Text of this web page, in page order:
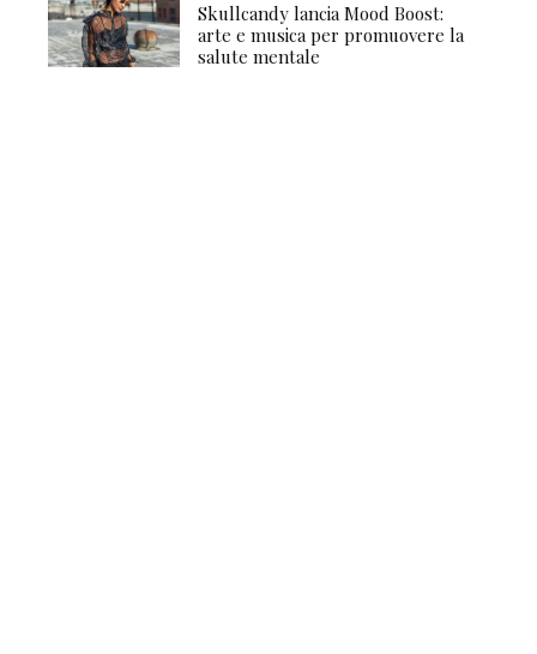
Skullcandy lancia Mood Boost:
arte e musica per promuovere la
salute mentale